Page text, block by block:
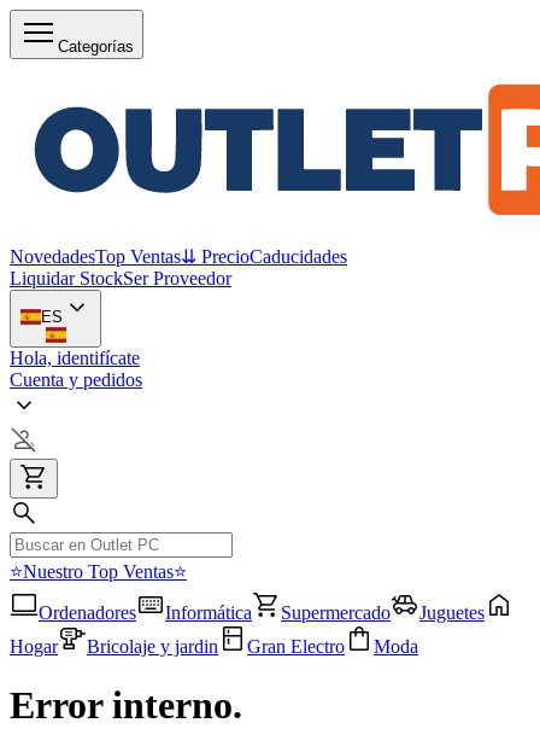
Categorías
NovedadesTop Ventas⇊ PrecioCaducidades
Liquidar StockSer Proveedor
ES
Hola, identifícate
Cuenta y pedidos
⭐Nuestro Top Ventas⭐
Ordenadores
Informática Supermercado
Juguetes
Hogar
Bricolaje y jardin Gran Electro Moda
Error interno.